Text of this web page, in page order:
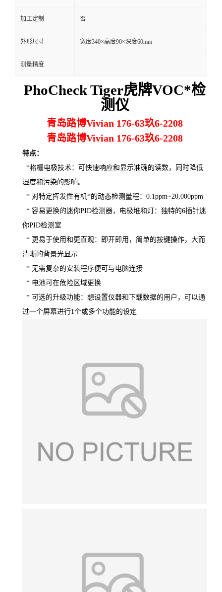
加工定制 否
外形尺寸 宽度340×高度90×深度60mm
测量精度
PhoCheck Tiger虎牌VOC*检
测仪
青岛路博Vivian 176-63玖6-2208
青岛路博Vivian 176-63玖6-2208
特点：
*格栅电极技术：可快速响应和显示准确的读数，同时降低
湿度和污染的影响。
* 对特定挥发性有机*的动态检测量程： 0.1ppm~20,000ppm
* 容易更换的迷你PID检测器，电极堆和灯：独特的6插针迷
你PID检测室
* 更易于使用和更直观：即开即用，简单的按键操作，大而
清晰的背景光显示
* 无需复杂的安装程序便可与电脑连接
* 电池可在危险区域更换
* 可选的升级功能：想设置仪器和下载数据的用户，可以通
过一个屏幕进行1个或多个功能的设定